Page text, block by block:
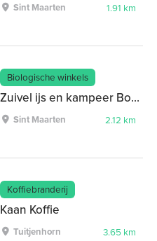
Sint Maarten 1.91 km
Biologische winkels
Zuivel ijs en kampeer Boerderij
Sint Maarten 2.12 km
Koffiebranderij
Kaan Koffie
Tuitjenhorn 3.65 km